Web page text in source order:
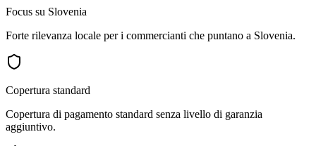
Focus su Slovenia
Forte rilevanza locale per i commercianti che puntano a Slovenia.
Copertura standard
Copertura di pagamento standard senza livello di garanzia
aggiuntivo.